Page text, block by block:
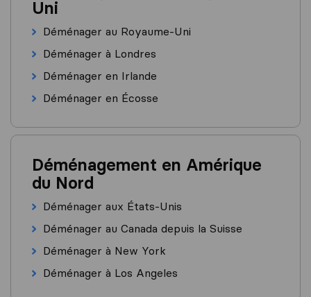
Uni
Déménager au Royaume-Uni
Déménager à Londres
Déménager en Irlande
Déménager en Écosse
Déménagement en Amérique
du Nord
Déménager aux États-Unis
Déménager au Canada depuis la Suisse
Déménager à New York
Déménager à Los Angeles